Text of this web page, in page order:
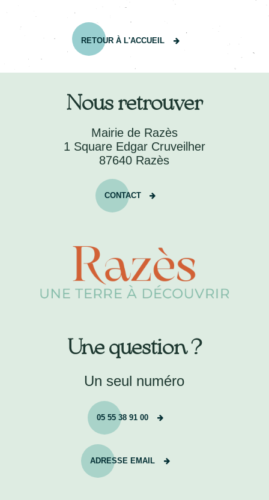
RETOUR À L'ACCUEIL
Nous retrouver
Mairie de Razès
1 Square Edgar Cruveilher
87640 Razès
CONTACT
Une question ?
Un seul numéro
05 55 38 91 00
ADRESSE EMAIL